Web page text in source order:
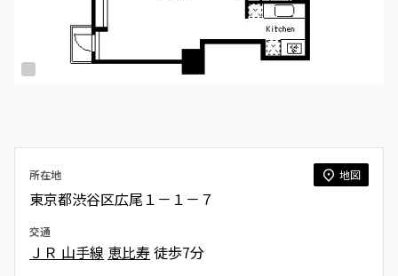
所在地 地図
東京都渋谷区広尾１－１－７
交通
ＪＲ 山手線 恵比寿徒歩7分